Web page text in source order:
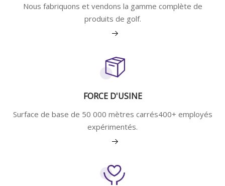
Nous fabriquons et vendons la gamme complète de
produits de golf.
Voir plus
FORCE D'USINE
Surface de base de 50 000 mètres carrés400+ employés
expérimentés.
Voir plus